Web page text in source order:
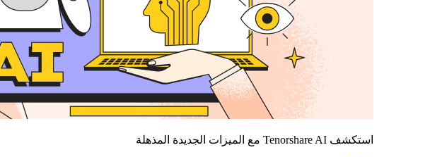
استكشف Tenorshare AI مع الميزات الجديدة المذهلة